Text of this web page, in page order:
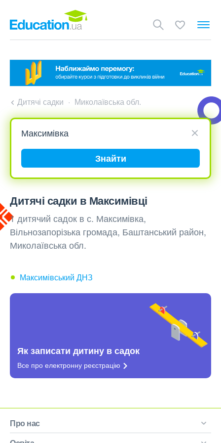
Дитячі садки Миколаївська обл.
Знайти
Дитячі садки в Максимівці
1 дитячий садок в с. Максимівка,
Вільнозапорізька громада, Баштанський район,
Миколаївська обл.
Максимівський ДНЗ
Як записати дитину в садок
Все про електронну реєстрацію
Про нас